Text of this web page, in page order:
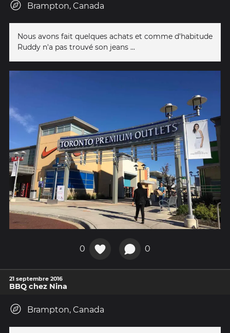
Brampton, Canada
Nous avons fait quelques achats et comme d'habitude
Ruddy n'a pas trouvé son jeans ...
0 0
21 septembre 2016
BBQ chez Nina
Brampton, Canada